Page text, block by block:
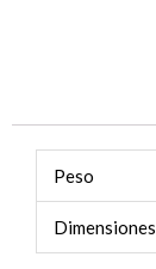
Peso
Dimensiones